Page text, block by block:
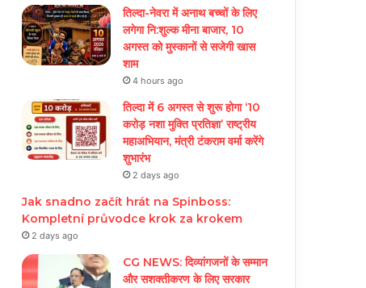
तिल्दा-नेवरा में अनाथ बच्चों के लिए
लगेगा नि:शुल्क मीना बाजार, 10
अगस्त को मुस्कानों से सजेगी खास
शाम
4 hours ago
तिल्दा में 6 अगस्त से शुरू होगा ‘10
करोड़ नशा मुक्ति प्रतिज्ञा’ राष्ट्रीय
महाअभियान, मंत्री टंकराम वर्मा करेंगे
शुभारंभ
2 days ago
Jak snadno začít hrát na Spinboss:
Kompletní průvodce krok za krokem
2 days ago
CG NEWS: दिव्यांगजनों के सम्मान
और सशक्तीकरण के लिए सरकार